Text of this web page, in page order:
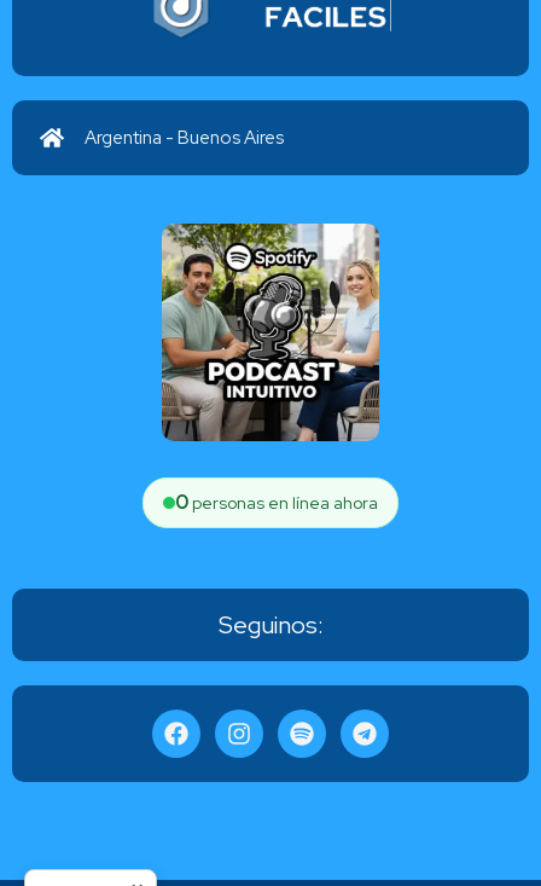
Diez mil razones
Argentina - Buenos Aires
0 personas en línea ahora
Seguinos: